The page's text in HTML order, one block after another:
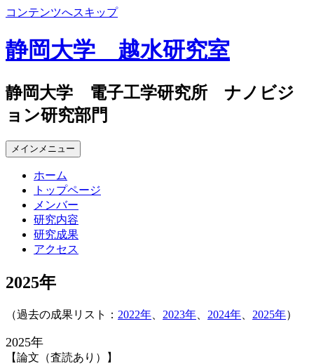
コンテンツへスキップ
静岡大学 越水研究室
静岡大学 電子工学研究所 ナノビジ
ョン研究部門
メインメニュー
ホーム
トップページ
メンバー
研究内容
研究成果
アクセス
2025年
（過去の成果リスト： 2022年 2023年 2024年 2025年）
2025年
【論文（査読あり）】